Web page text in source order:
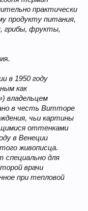
практически
продукту питания,
грибы, фрукты,
в 1950 году
как
владельцем
в честь Витторе
чьи картины
оттенками
в Венеции
живописца.
специально для
врачи
при тепловой